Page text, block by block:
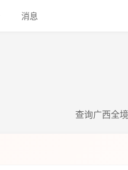
消息
查询广西全